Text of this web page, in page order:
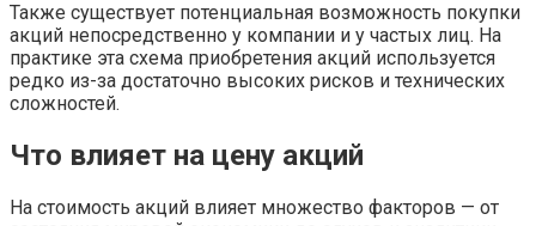
Также существует потенциальная возможность покупки
акций непосредственно у компании и у частых лиц. На
практике эта схема приобретения акций используется
редко из-за достаточно высоких рисков и технических
сложностей.
Что влияет на цену акций
На стоимость акций влияет множество факторов — от